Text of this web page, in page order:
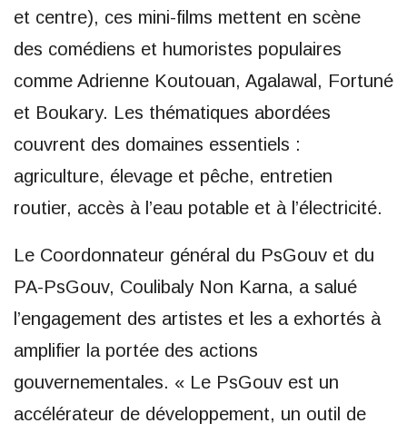
et centre), ces mini-films mettent en scène
des comédiens et humoristes populaires
comme Adrienne Koutouan, Agalawal, Fortuné
et Boukary. Les thématiques abordées
couvrent des domaines essentiels :
agriculture, élevage et pêche, entretien
routier, accès à l’eau potable et à l’électricité.
Le Coordonnateur général du PsGouv et du
PA-PsGouv, Coulibaly Non Karna, a salué
l’engagement des artistes et les a exhortés à
amplifier la portée des actions
gouvernementales. « Le PsGouv est un
accélérateur de développement, un outil de